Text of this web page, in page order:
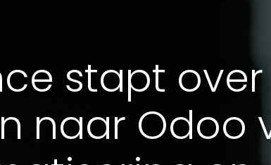
stapt
naar Odoo